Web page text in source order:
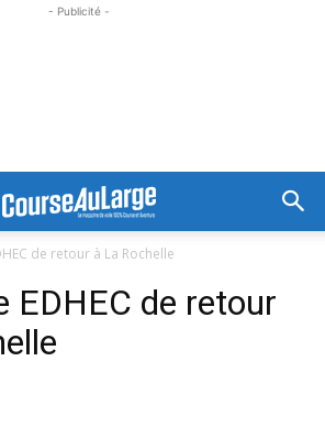
- Publicité -
de retour à La Rochelle
EDHEC de retour